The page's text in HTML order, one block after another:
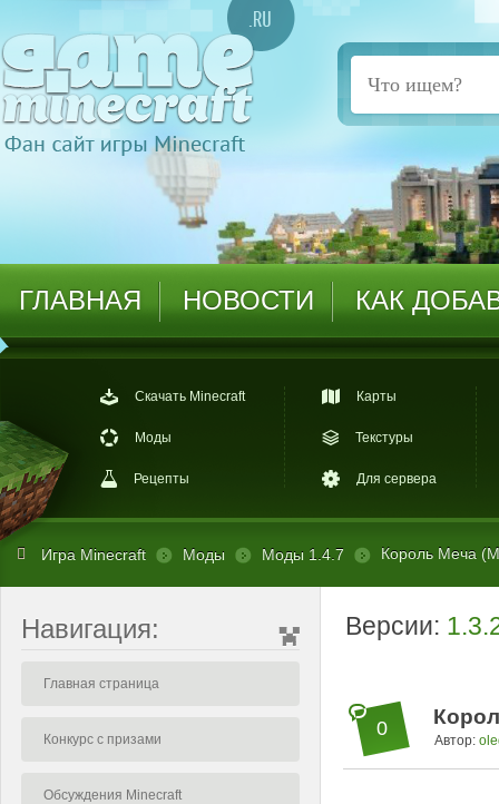
ГЛАВНАЯ НОВОСТИ КАК
Скачать Minecraft
Моды
Рецепты
Карты
Текстуры
Для сервера
Игра Minecraft Моды Моды 1.4.7 Король Меча
Навигация:
Главная страница
Конкурс с призами
Обсуждения Minecraft
Версии:
0
Автор: